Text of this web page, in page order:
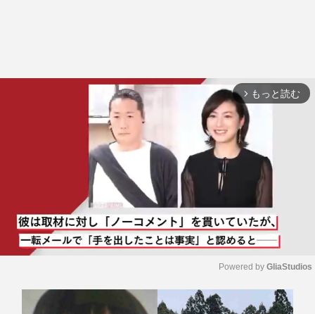
arrow_forward_ios もっと読む
u
Powered by GliaStudios